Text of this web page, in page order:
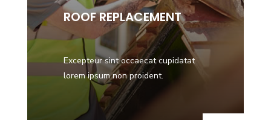
ROOF REPLACEMENT
Excepteur sint occaecat cupidatat
lorem ipsum non proident.